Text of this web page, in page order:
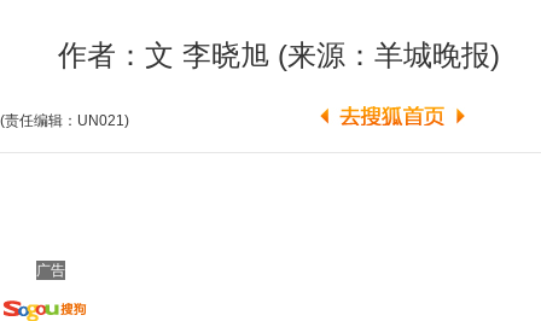
作者：文 李晓旭 (来源：羊城晚报)
(责任编辑：UN021)
广告